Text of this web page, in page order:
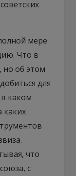
мере
Что в
но об этом
для
каком
каких
что
с